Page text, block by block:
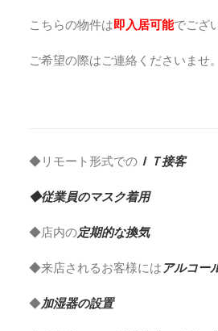
こちらの物件は即 入居可能でござ
ご希望の際はご連絡くださいませ。
◆リモート形式での ＩＴ接客
◆従業員のマスク着用
◆店内の定期的な換気
◆来店されるお客様には アルコー
◆加湿器の設置